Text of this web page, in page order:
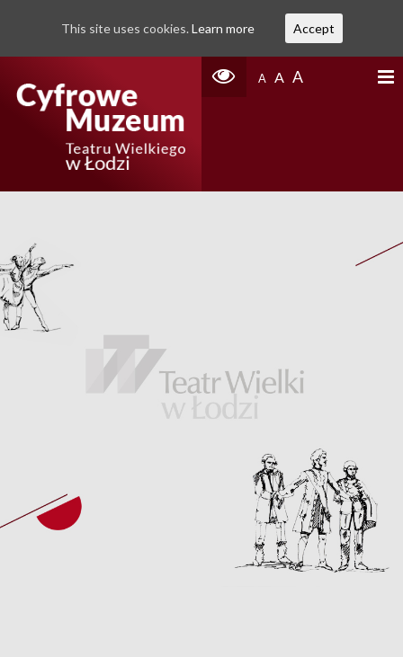
A A A
This site uses cookies. Learn more Accept